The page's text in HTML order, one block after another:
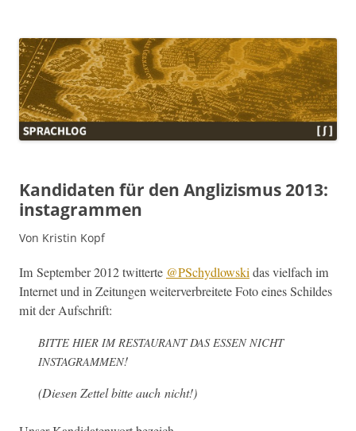
Kandidaten für den Anglizismus 2013:
instagrammen
Von Kristin Kopf
Im Sep­tem­ber 2012 twit­terte @PSchydlowskidas vielfach im
Inter­net und in Zeitun­gen weit­er­ver­bre­it­ete Foto eines Schildes
mit der Aufschrift:
BITTE HIER IM RESTAURANT DAS ESSEN NICHT
INSTAGRAMMEN!
(Diesen Zettel bitte auch nicht!)